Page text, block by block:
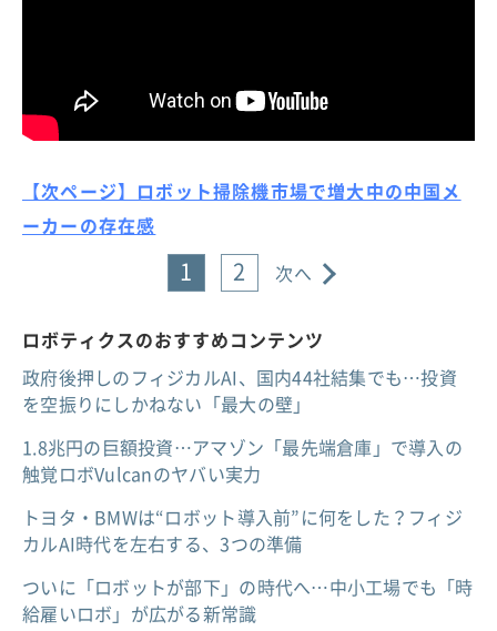
【次ページ】ロボット掃除機市場で増大中の中国メ
ーカーの存在感
1 2 次へ
ロボティクスのおすすめコンテンツ
政府後押しのフィジカルAI、国内44社結集でも…投資
を空振りにしかねない「最大の壁」
1.8兆円の巨額投資…アマゾン「最先端倉庫」で導入の
触覚ロボVulcanのヤバい実力
トヨタ・BMWは“ロボット導入前”に何をした？フィジ
カルAI時代を左右する、3つの準備
ついに「ロボットが部下」の時代へ…中小工場でも「時
給雇いロボ」が広がる新常識